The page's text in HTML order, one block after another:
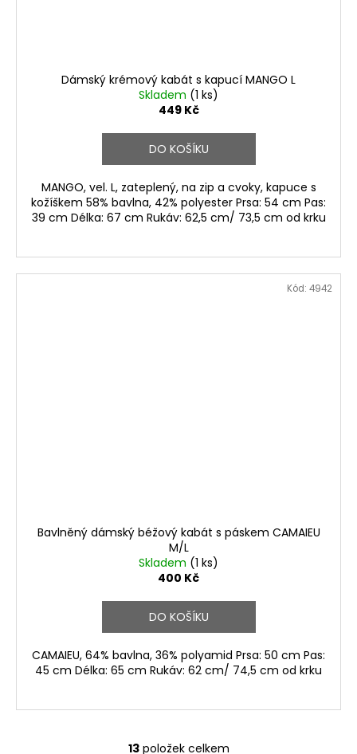
Dámský krémový kabát s kapucí MANGO L
Skladem (1 ks)
449 Kč
DO KOŠÍKU
MANGO, vel. L, zateplený, na zip a cvoky, kapuce s
kožíškem 58% bavlna, 42% polyester Prsa: 54 cm Pas:
39 cm Délka: 67 cm Rukáv: 62,5 cm/ 73,5 cm od krku
Bavlněný dámský béžový kabát s páskem CAMAIEU
M/L
Skladem (1 ks)
400 Kč
DO KOŠÍKU
CAMAIEU, 64% bavlna, 36% polyamid Prsa: 50 cm Pas:
45 cm Délka: 65 cm Rukáv: 62 cm/ 74,5 cm od krku
Kód: 4942
13položek celkem